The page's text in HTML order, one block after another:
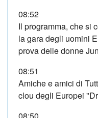
08:52
Il programma, che si
la gara degli uomini
prova delle donne
08:51
Amiche e amici di
clou degli Europei